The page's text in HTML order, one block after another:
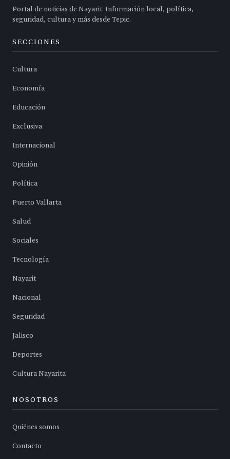
Portal de noticias de Nayarit. Información local, política,
seguridad, cultura y más desde Tepic.
SECCIONES
Cultura
Economía
Educación
Exclusiva
Internacional
Opinión
Política
Puerto Vallarta
Salud
Sociales
Tecnología
Nayarit
Nacional
Seguridad
Jalisco
Deportes
Cultura Nayarita
NOSOTROS
Quiénes somos
Contacto